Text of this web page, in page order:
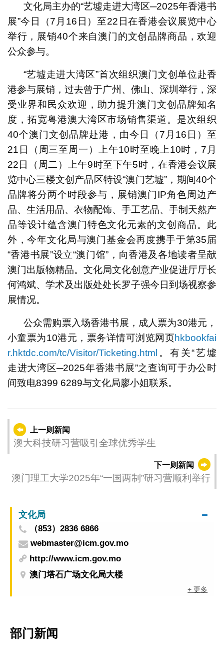
文化局主办的“艺墟走进大湾区─2025年香港书
展”今日（7月16日）至22日在香港会议展览中心
举行，展销40个来自澳门的文创品牌商品，欢迎
公众参与。
“艺墟走进大湾区”首次组织澳门文创单位赴香
港参与展销，过去曾于广州、佛山、深圳举行，深
受业界和民众欢迎，助力提升澳门文创品牌知名
度，拓宽粤港澳大湾区市场销售渠道。是次组织
40个澳门文创品牌赴港，由今日（7月16日）至
21日（周三至周一）上午10时至晚上10时，7月
22日（周二）上午9时至下午5时，在香港会议展
览中心三楼文创产品区特设“澳门艺墟”，期间40个
品牌将分两个时段参与，展销澳门IP角色周边产
品、生活用品、衣物配饰、手工艺品、手制天然产
品等设计蕴含澳门特色文化元素的文创商品。此
外，今年文化局与澳门基金会再度携手于第35届
“香港书展”设立“澳门馆”，向香港及各地读者呈献
澳门出版物精品。文化局文化创意产业促进厅厅长
何鸿斌、学术及出版处处长罗子强今日到场视察参
展情况。
公众需购票入场香港书展，成人票为30港元，
小童票为10港元，票务详情可浏览网页hkbookfai
r.hktdc.com/tc/Visitor/Ticketing.html 。有关“艺墟
走进大湾区─2025年香港书展”之查询可于办公时
间致电8399 6289与文化局廖小姐联系。
上一则新闻
澳大科技研习营吸引全球优秀学生
下一则新闻
澳门理工大学2025年“一国两制”研习营顺利举行
文化局
（853）2836 6866
webmaster@icm.gov.mo
http://www.icm.gov.mo
澳门塔石广场文化局大楼
+ 更多
部门新闻